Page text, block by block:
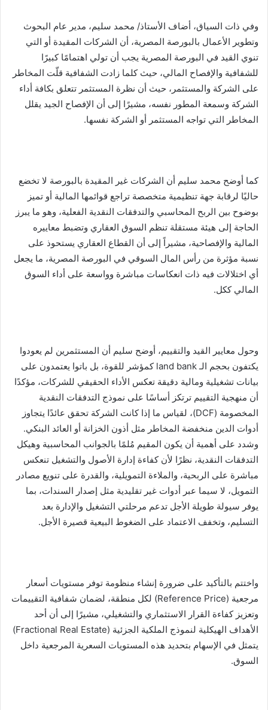
وفي ذات السياق، أضاف الأستاذ/ محمد سليم، مدير عام البحوث
وتطوير الأعمال بالبورصة المصرية، أن الشركات المقيدة أو التي
تنوي القيد في البورصة المصرية يجب أن تولي اهتمامًا كبيرًا
للشفافية والإفصاح المالي، حيث كلما زادت الشفافية قلّت المخاطر
على الشركة والمستثمر، حيث أن نظرة المستثمر تتعلق بكافة أداء
الشركة وسمعة المطور نفسه، مشيرًا إلى أن الإفصاح الجيد يقلل
المخاطر التي تواجه المستثمر أو الشركة نفسها.
كما أوضح محمد سليم أن الشركات غير المقيدة بالبورصة لا تخضع
حاليًا لرقابة جهة تنظيمية متخصصة تراجع قوائمها المالية أو تميز
بوضوح بين الربح المحاسبي والتدفقات النقدية الفعلية، وهو ما يبرز
الحاجة إلى هيئة مستقلة تنظم السوق العقاري وتضبط معاييره
المالية والإفصاحية، مشيراً إلى أن القطاع العقاري يستحوذ على
نسبة مؤثرة من رأس المال السوقي في البورصة المصرية، ما يجعل
أي اختلالات فيه ذات انعكاسات مباشرة وواسعة على أداء السوق
المالي ككل.
وحول معايير القيد والتقييم، أوضح سليم أن المستثمرين لم يعودوا
يكتفون بحجم الـ land bank كمؤشر للقوة، بل باتوا يعتمدون على
بيانات تشغيلية ومالية دقيقة تعكس الأداء الحقيقي للشركات، مؤكدًا
أن منهجية التقييم ترتكز أساسًا على نموذج التدفقات النقدية
المخصومة (DCF)، لقياس ما إذا كانت الشركة تحقق عائدًا يتجاوز
أدوات الدين منخفضة المخاطر مثل أذون الخزانة أو العائد البنكي.
وشدد على أهمية أن يكون المقيم مُلمًا بالجوانب المحاسبية وهيكل
التدفقات النقدية، نظرًا لأن كفاءة إدارة الأصول والتشغيل تنعكس
مباشرة على الربحية، والملاءة التمويلية، والقدرة على تنويع مصادر
التمويل، لا سيما عبر أدوات غير تقليدية مثل إصدار السندات، بما
يوفر سيولة طويلة الأجل تدعم مرحلتي التشغيل والإدارة بعد
التسليم، وتخفف الاعتماد على الضغوط البيعية قصيرة الأجل.
واختتم بالتأكيد على ضرورة إنشاء منظومة توفر مستويات أسعار
مرجعية (Reference Price) لكل منطقة، لضمان شفافية التقييمات
وتعزيز كفاءة القرار الاستثماري والتشغيلي، مشيرًا إلى أن أحد
الأهداف الهيكلية لنموذج الملكية الجزئية (Fractional Real Estate)
يتمثل في الإسهام بتحديد هذه المستويات السعرية المرجعية داخل
السوق.